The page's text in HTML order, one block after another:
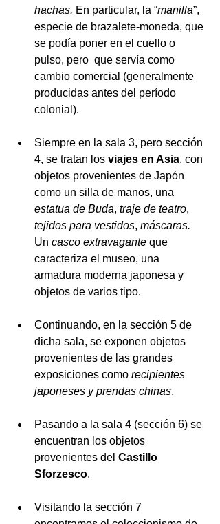
hachas. En particular, la “manilla”,
especie de brazalete-moneda, que
se podía poner en el cuello o
pulso, pero  que servía como
cambio comercial (generalmente
producidas antes del período
colonial).
Siempre en la sala 3, pero sección
4, se tratan los viajes en Asia, con
objetos provenientes de Japón
como un silla de manos, una
estatua de Buda, traje de teatro,
tejidos para vestidos, máscaras.
Un casco extravagante que
caracteriza el museo, una
armadura moderna japonesa y
objetos de varios tipo.
Continuando, en la sección 5 de
dicha sala, se exponen objetos
provenientes de las grandes
exposiciones como recipientes
japoneses y prendas chinas.
Pasando a la sala 4 (sección 6) se
encuentran los objetos
provenientes del Castillo
Sforzesco.
Visitando la sección 7